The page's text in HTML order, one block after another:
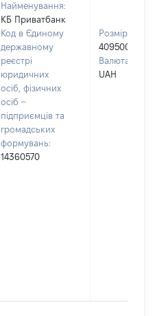
Найменування:
КБ Приватбанк
Код в Єдиному
державному
реєстрі
юридичних
осіб, фізичних
осіб –
підприємців та
громадських
формувань:
14360570
Розмір:
409500
Валюта:
UAH